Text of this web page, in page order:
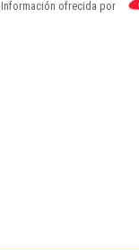
Información ofrecida por